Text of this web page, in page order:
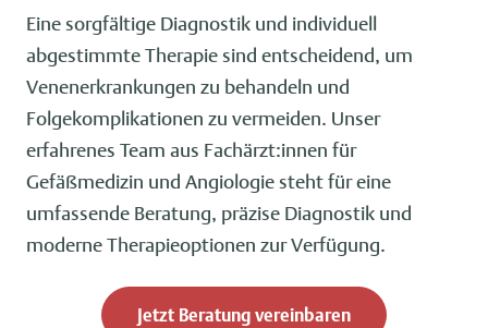
Eine sorgfältige Diagnostik und individuell
abgestimmte Therapie sind entscheidend, um
Venenerkrankungen zu behandeln und
Folgekomplikationen zu vermeiden. Unser
erfahrenes Team aus Fachärzt:innen für
Gefäßmedizin und Angiologie steht für eine
umfassende Beratung, präzise Diagnostik und
moderne Therapieoptionen zur Verfügung.
Jetzt Beratung vereinbaren